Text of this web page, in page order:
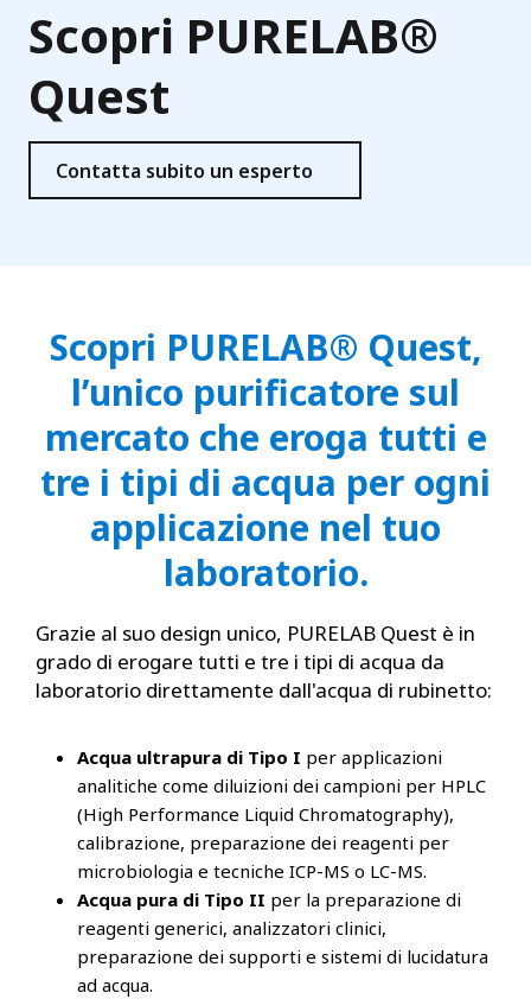
Scopri PURELAB®
Quest
Contatta subito un esperto
Scopri PURELAB® Quest,
l’unico purificatore sul
mercato che eroga tutti e
tre i tipi di acqua per ogni
applicazione nel tuo
laboratorio.
Grazie al suo design unico, PURELAB Quest è in
grado di erogare tutti e tre i tipi di acqua da
laboratorio direttamente dall'acqua di rubinetto:
Acqua ultrapura di Tipo I per applicazioni
analitiche come diluizioni dei campioni per HPLC
(High Performance Liquid Chromatography),
calibrazione, preparazione dei reagenti per
microbiologia e tecniche ICP-MS o LC-MS.
Acqua pura di Tipo II per la preparazione di
reagenti generici, analizzatori clinici,
preparazione dei supporti e sistemi di lucidatura
ad acqua.